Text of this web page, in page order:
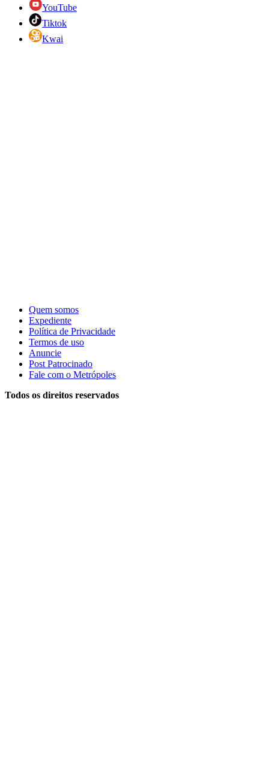
YouTube
Tiktok
Kwai
Quem somos
Expediente
Política de Privacidade
Termos de uso
Anuncie
Post Patrocinado
Fale com o Metrópoles
Todos os direitos reservados